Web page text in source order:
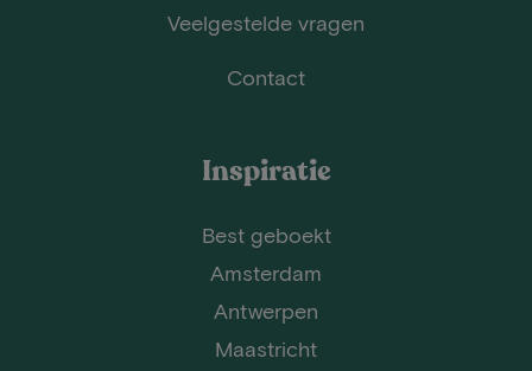
Veelgestelde vragen
Contact
Inspiratie
Best geboekt
Amsterdam
Antwerpen
Maastricht